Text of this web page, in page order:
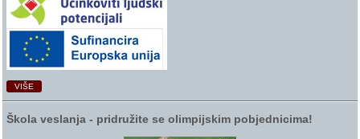
VIŠE
Škola veslanja ‑ pridružite se olimpijskim pobjednicima!